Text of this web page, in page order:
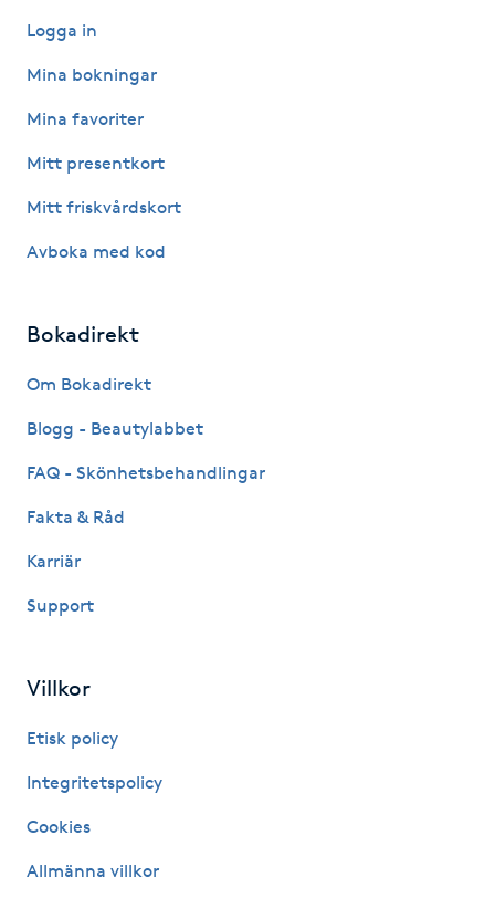
Hudföryngring
Hudvård
Hårbottenbehandling
Hårvård
IPL
Logga in
Mina bokningar
Mina favoriter
Mitt presentkort
Mitt friskvårdskort
Avboka med kod
Bokadirekt
Om Bokadirekt
Blogg - Beautylabbet
FAQ - Skönhetsbehandlingar
Fakta & Råd
Karriär
Support
Villkor
Etisk policy
Integritetspolicy
Cookies
Allmänna villkor